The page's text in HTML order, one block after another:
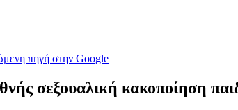
πηγή στην Google
σεξουαλική κακοποίηση